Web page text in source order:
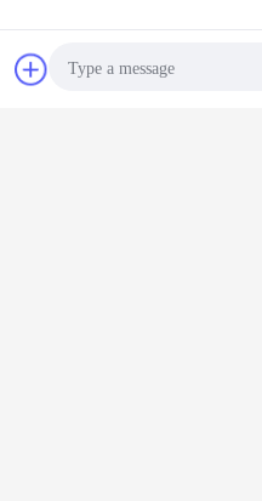
Chiacchierare